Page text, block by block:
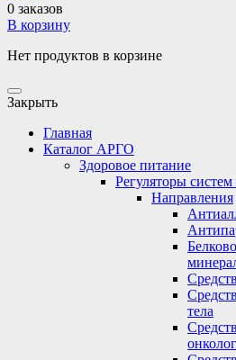
0 заказов
В корзину
Нет продуктов в корзине
Закрыть
Главная
Каталог АРГО
Здоровое питание
Регуляторы
Направления
тела